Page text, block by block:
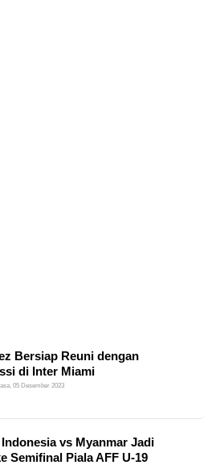
Bersiap Reuni dengan
di Inter Miami
05 Desember 2023
vs Myanmar Jadi
Semifinal Piala AFF U-19